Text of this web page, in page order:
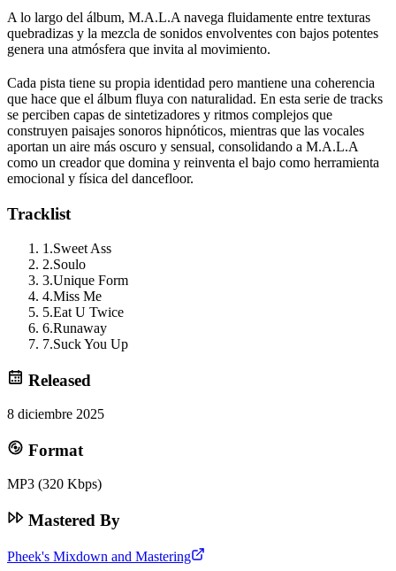
A lo largo del álbum, M.A.L.A navega fluidamente entre texturas
quebradizas y la mezcla de sonidos envolventes con bajos potentes
genera una atmósfera que invita al movimiento.
Cada pista tiene su propia identidad pero mantiene una coherencia
que hace que el álbum fluya con naturalidad. En esta serie de tracks
se perciben capas de sintetizadores y ritmos complejos que
construyen paisajes sonoros hipnóticos, mientras que las vocales
aportan un aire más oscuro y sensual, consolidando a M.A.L.A
como un creador que domina y reinventa el bajo como herramienta
emocional y física del dancefloor.
Tracklist
1 .Sweet Ass
2.Soulo
3.Unique Form
4.Miss Me
5.Eat U Twice
6.Runaway
7.Suck You Up
Released
8 diciembre 2025
Format
MP3 (320 Kbps)
Mastered By
Pheek's Mixdown and Mastering